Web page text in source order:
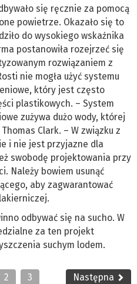
się ręcznie za pomocą
powietrze. Okazało się to
do wysokiego wskaźnika
postanowiła rozejrzeć się
rozwiązaniem z
nie mogła użyć systemu
który jest często
plastikowych. – System
zużywa dużo wody, której
Clark. – W związku z
i nie jest przyjazne dla
swobodę projektowania przy
Należy bowiem usunąć
aby zagwarantować
odbywać się na sucho. W
za ten projekt
suchym lodem.
2 3 Następna